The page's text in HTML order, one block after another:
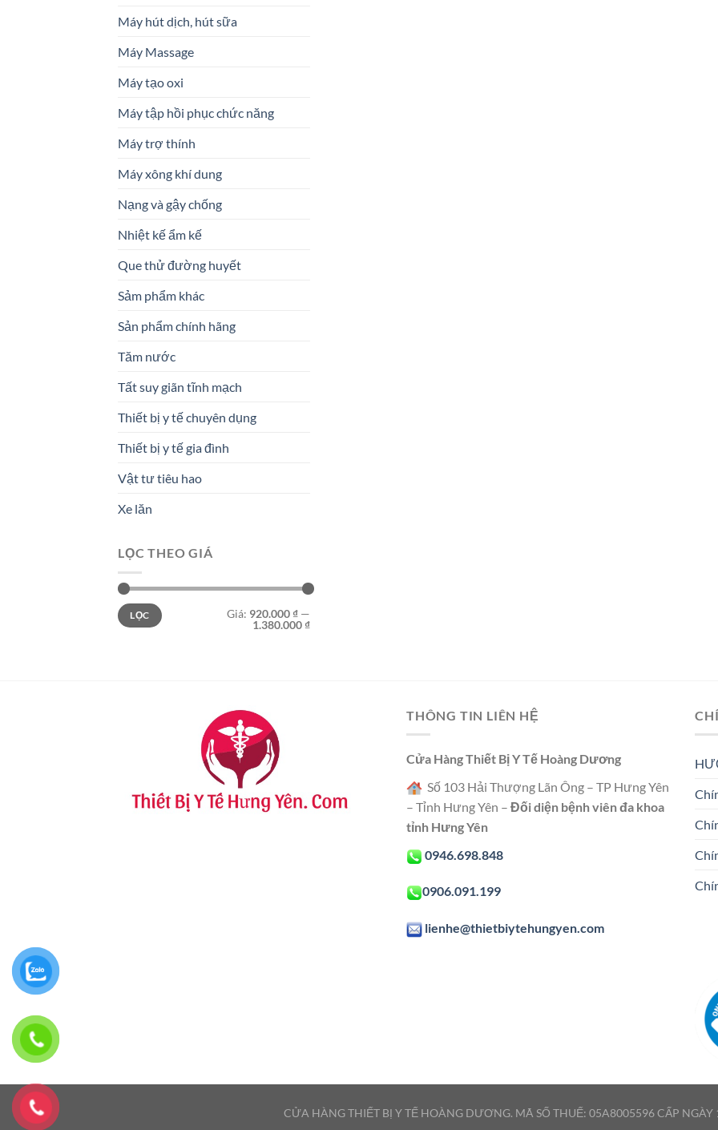
Máy hút dịch, hút sữa
Máy Massage
Máy tạo oxi
Máy tập hồi phục chức năng
Máy trợ thính
Máy xông khí dung
Nạng và gậy chống
Nhiệt kế ẩm kế
Que thử đường huyết
Sảm phẩm khác
Sản phẩm chính hãng
Tăm nước
Tất suy giãn tĩnh mạch
Thiết bị y tế chuyên dụng
Thiết bị y tế gia đình
Vật tư tiêu hao
Xe lăn
LỌC THEO GIÁ
Giá
tối
thiểu
Giá
tối
đa
LỌC Giá: 920.000 ₫ —
1.380.000 ₫
THÔNG TIN LIÊN HỆ
Cửa Hàng Thiết Bị Y Tế Hoàng Dương
Số 103 Hải Thượng Lãn Ông – TP Hưng Yên
– Tỉnh Hưng Yên – Đối diện bệnh viên đa khoa
tỉnh Hưng Yên
0946.698.848
0906.091.199
lienhe@thietbiytehungyen.com
CỬA HÀNG THIẾT BỊ Y TẾ HOÀNG DƯƠNG. MÃ SỐ THUẾ: 05A8005596 CẤP